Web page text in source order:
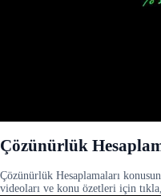
Çözünürlük
Çözünürlük Hesaplamaları
videoları ve konu özetleri için